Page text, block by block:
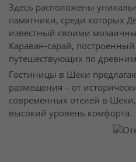
Здесь расположены
памятники, среди которых
известный своими
Караван-сарай,
путешествующих по
Гостиницы в Шеки
размещения – от
современных отелей в
высокий уровень комфорта.